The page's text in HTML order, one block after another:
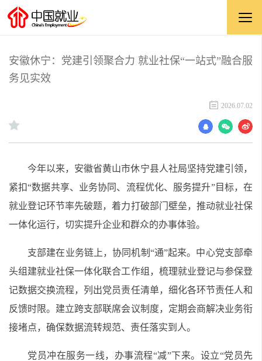
安徽休宁：党建引领聚合力 就业社保“一站式”融合服
务见实效
2026.07.02
今年以来，安徽省黄山市休宁县人社局坚持党建引领，
紧扣“数据共享、业务协同、流程优化、服务提升”目标，在
就业登记环节率先破题，着力打破部门壁垒，推动就业社保
一体化运行，切实提升企业和群众的办事体验。
支部建在业务链上，协同机制“通”起来。中心党支部牵
头组建就业社保一体化联合工作组，梳理就业登记与参保登
记数据交换流程，列出党员责任清单，细化各环节责任人和
反馈时限。建立跨支部联席会议制度，定期会商解决业务衔
接堵点，确保数据流转规范、责任落实到人。
党员冲在服务一线，办事流程“减”下来。设立“党员先